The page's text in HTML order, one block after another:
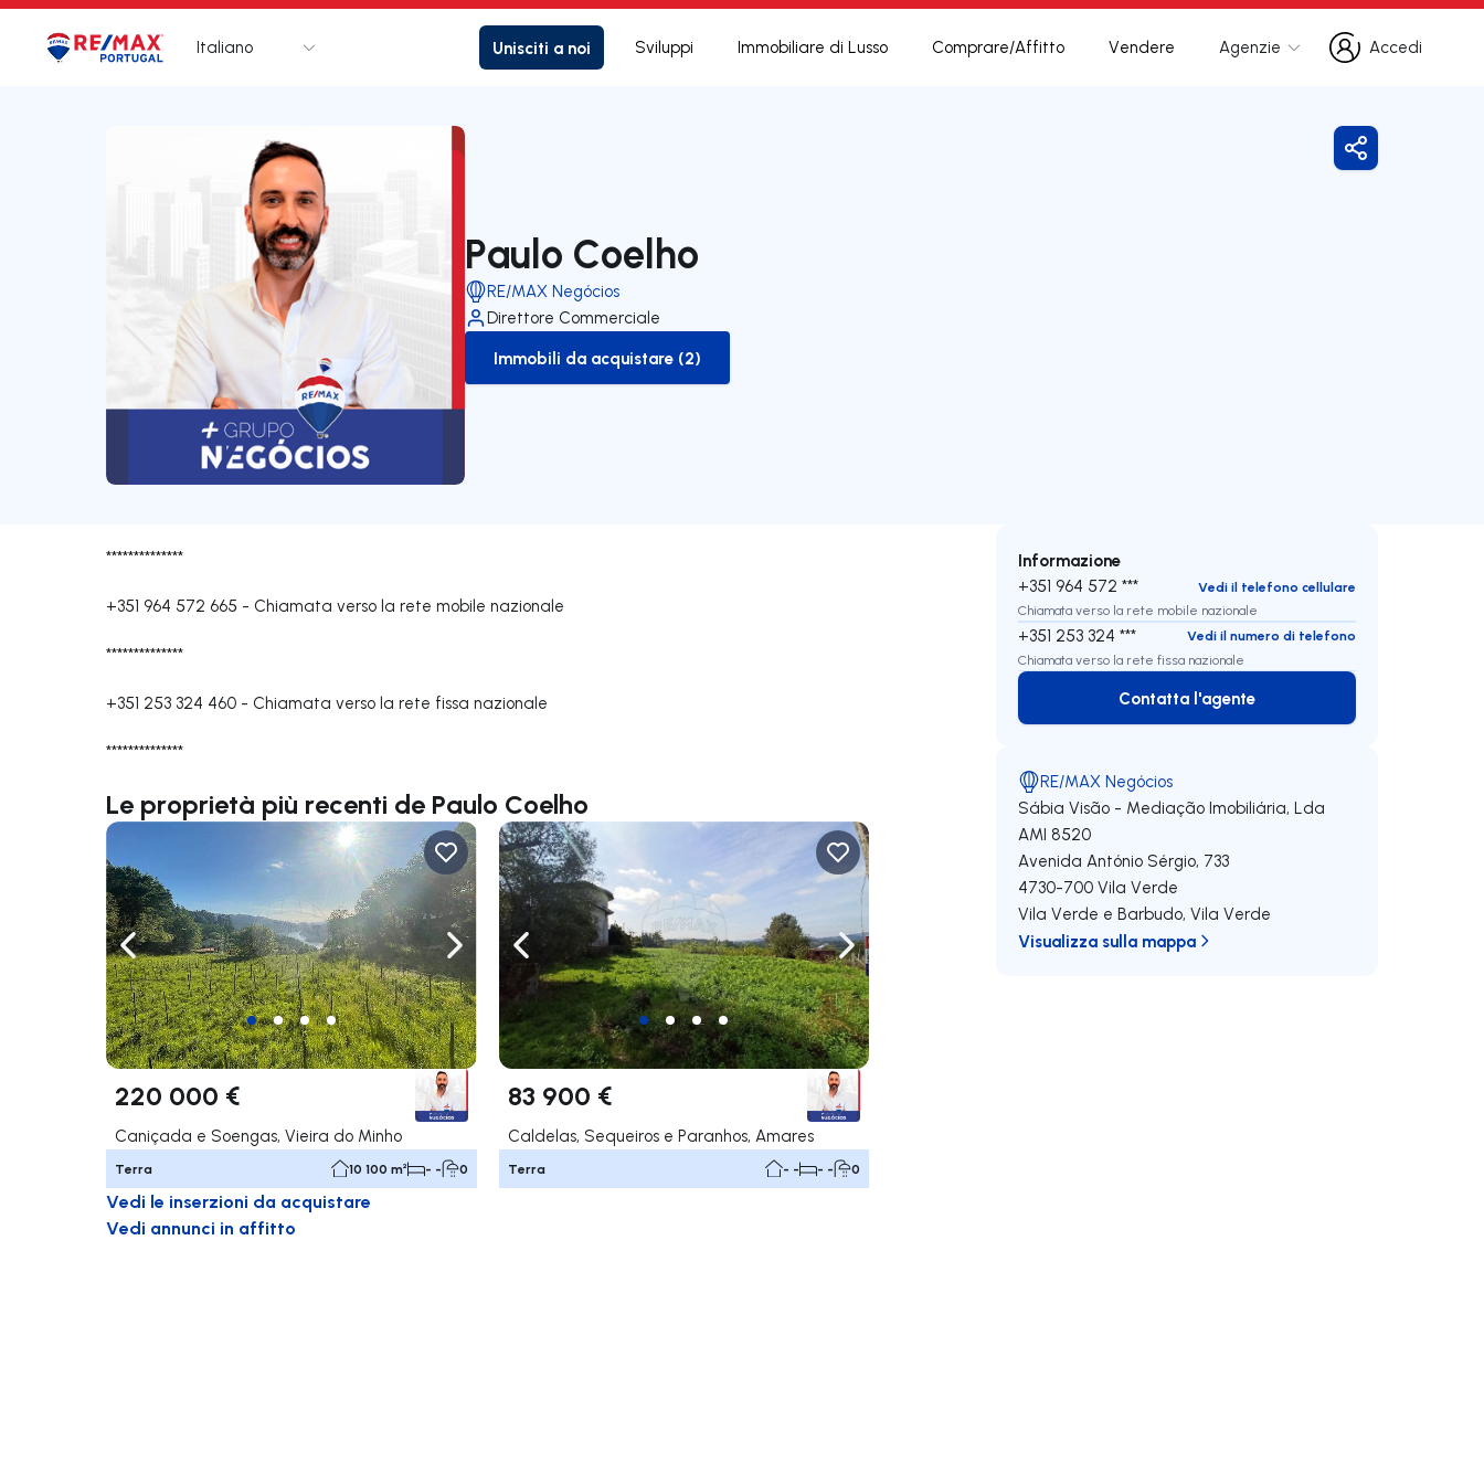
Logo Vai alla homepage
Italiano Unisciti a noi Sviluppi Immobiliare di Lusso Comprare/Affitto Vendere Agenzie
Accedi
Accedi
Paulo Coelho
RE/MAX Negócios
Direttore Commerciale
to-buy-listing
Immobili da acquistare (2)
Condividi
**************
+351 964 572 665 - Chiamata verso la rete mobile nazionale
**************
+351 253 324 460 - Chiamata verso la rete fissa nazionale
**************
Le proprietà più recenti de Paulo Coelho
Naviga a sinistra Naviga a destra
220 000 €
Caniçada e Soengas, Vieira do Minho
Terra 10 100 m² - - 0
Naviga a sinistra Naviga a destra
83 900 €
Caldelas, Sequeiros e Paranhos, Amares
Terra - - - - 0
Vedi le inserzioni da acquistare
Vedi annunci in affitto
Informazione
+351 964 572 ***
Vedi il telefono cellulare
Chiamata verso la rete mobile nazionale
+351 253 324 ***
Vedi il numero di telefono
Chiamata verso la rete fissa nazionale
Contatta l'agente
Contatta l'agente
RE/MAX Negócios
Sábia Visão - Mediação Imobiliária, Lda
AMI 8520
Avenida António Sérgio, 733
4730-700 Vila Verde
Vila Verde e Barbudo,Vila Verde
Visualizza sulla mappa